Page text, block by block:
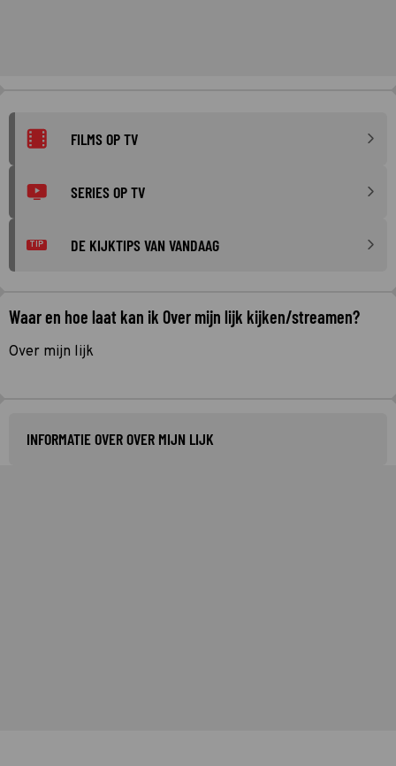
FILMS OP TV
SERIES OP TV
TIP DE KIJKTIPS VAN VANDAAG
Waar en hoe laat kan ik Over mijn lijk kijken/streamen?
Over mijn lijk
INFORMATIE OVER OVER MIJN LIJK